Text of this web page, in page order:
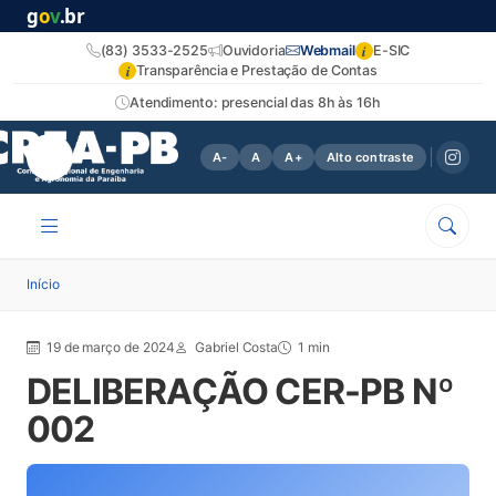
gov.br
Atendimento: presencial das 8h às 16h
(83) 3533-2525 Ouvidoria Webmail i E-SIC
i Transparência e Prestação de Contas
A- A A+ Alto contraste
Início
19 de março de 2024 Gabriel Costa 1 min
DELIBERAÇÃO CER-PB Nº
002